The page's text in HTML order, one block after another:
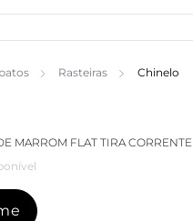
Rasteiras Chinelo
MARROM FLAT TIRA CORRENTE